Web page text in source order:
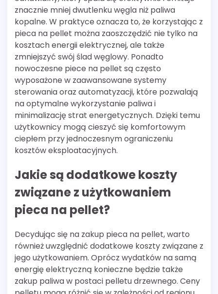
znacznie mniej dwutlenku węgla niż paliwa
kopalne. W praktyce oznacza to, że korzystając z
pieca na pellet można zaoszczędzić nie tylko na
kosztach energii elektrycznej, ale także
zmniejszyć swój ślad węglowy. Ponadto
nowoczesne piece na pellet są często
wyposażone w zaawansowane systemy
sterowania oraz automatyzacji, które pozwalają
na optymalne wykorzystanie paliwa i
minimalizację strat energetycznych. Dzięki temu
użytkownicy mogą cieszyć się komfortowym
ciepłem przy jednoczesnym ograniczeniu
kosztów eksploatacyjnych.
Jakie są dodatkowe koszty
związane z użytkowaniem
pieca na pellet?
Decydując się na zakup pieca na pellet, warto
również uwzględnić dodatkowe koszty związane z
jego użytkowaniem. Oprócz wydatków na samą
energię elektryczną konieczne będzie także
zakup paliwa w postaci pelletu drzewnego. Ceny